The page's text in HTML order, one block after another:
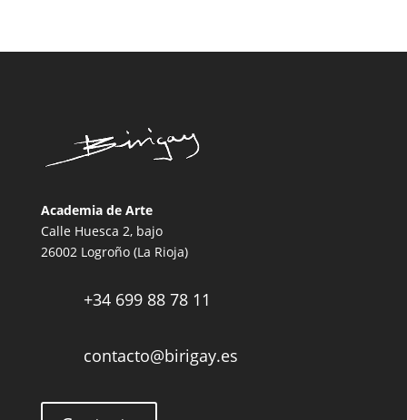
Academia de Arte
Calle Huesca 2, bajo
26002 Logroño (La Rioja)
+34 699 88 78 11
contacto@birigay.es